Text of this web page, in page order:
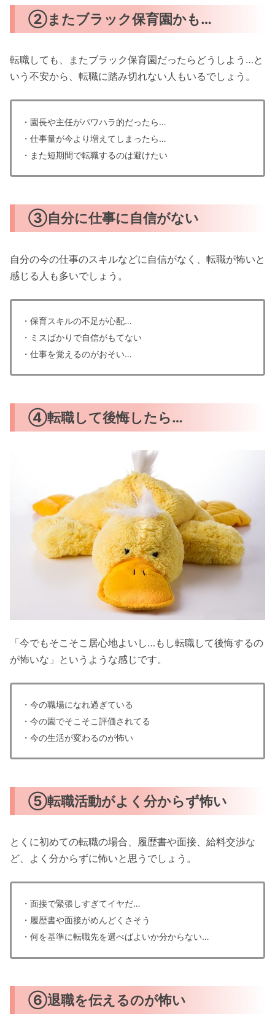
②またブラック保育園かも…
転職しても、またブラック保育園だったらどうしよう…と
いう不安から、転職に踏み切れない人もいるでしょう。
・園長や主任がパワハラ的だったら…
・仕事量が今より増えてしまったら…
・また短期間で転職するのは避けたい
③自分に仕事に自信がない
自分の今の仕事のスキルなどに自信がなく、転職が怖いと
感じる人も多いでしょう。
・保育スキルの不足が心配…
・ミスばかりで自信がもてない
・仕事を覚えるのがおそい…
④転職して後悔したら…
「今でもそこそこ居心地よいし…もし転職して後悔するの
が怖いな」というような感じです。
・今の職場になれ過ぎている
・今の園でそこそこ評価されてる
・今の生活が変わるのが怖い
⑤転職活動がよく分からず怖い
とくに初めての転職の場合、履歴書や面接、給料交渉な
ど、よく分からずに怖いと思うでしょう。
・面接で緊張しすぎてイヤだ…
・履歴書や面接がめんどくさそう
・何を基準に転職先を選べばよいか分からない…
⑥退職を伝えるのが怖い